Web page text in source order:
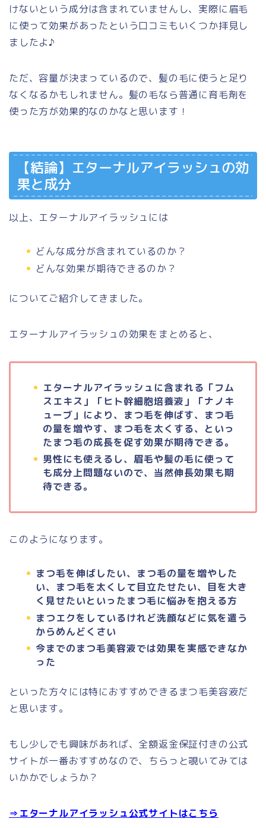
けないという成分は含まれていませんし、実際に眉毛
に使って効果があったという口コミもいくつか拝見し
ましたよ♪
ただ、容量が決まっているので、髪の毛に使うと足り
なくなるかもしれません。髪の毛なら普通に育毛剤を
使った方が効果的なのかなと思います！
【結論】エターナルアイラッシュの効
果と成分
以上、エターナルアイラッシュには
どんな成分が含まれているのか？
どんな効果が期待できるのか？
についてご紹介してきました。
エターナルアイラッシュの効果をまとめると、
エターナルアイラッシュに含まれる「フム
スエキス」「ヒト幹細胞培養液」「ナノキ
ューブ」により、まつ毛を伸ばす、まつ毛
の量を増やす、まつ毛を太くする、といっ
たまつ毛の成長を促す効果が期待できる。
男性にも使えるし、眉毛や髪の毛に使って
も成分上問題ないので、当然伸長効果も期
待できる。
このようになります。
まつ毛を伸ばしたい、まつ毛の量を増やした
い、まつ毛を太くして目立たせたい、目を大き
く見せたいといったまつ毛に悩みを抱える方
まつエクをしているけれど洗顔などに気を遣う
からめんどくさい
今までのまつ毛美容液では効果を実感できなか
った
といった方々には特におすすめできるまつ毛美容液だ
と思います。
もし少しでも興味があれば、全額返金保証付きの公式
サイトが一番おすすめなので、ちらっと覗いてみては
いかかでしょうか？
⇒エターナルアイラッシュ公式サイトはこちら